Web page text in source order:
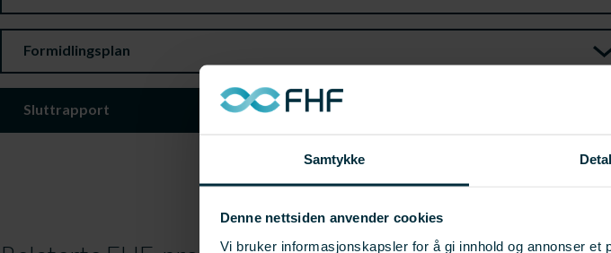
Samtykke
Denne nettsiden anvender cookies
Vi bruker informasjonskapsler for å gi innhold og annonser
Formidlingsplan
Sluttrapport